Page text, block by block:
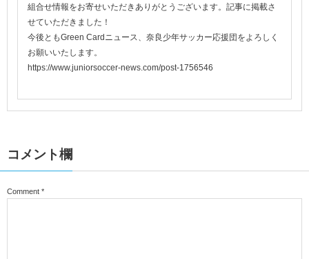
組合せ情報をお寄せいただきありがとうございます。記事に掲載さ
せていただきました！
今後ともGreen Cardニュース、奈良少年サッカー応援団をよろしく
お願いいたします。
https://www.juniorsoccer-news.com/post-1756546
コメント欄
Comment *